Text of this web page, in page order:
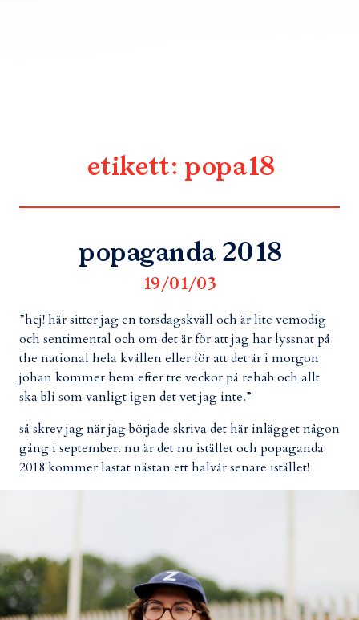
etikett: popa18
popaganda 2018
19/01/03
”hej! här sitter jag en torsdagskväll och är lite vemodig
och sentimental och om det är för att jag har lyssnat på
the national hela kvällen eller för att det är i morgon
johan kommer hem efter tre veckor på rehab och allt
ska bli som vanligt igen det vet jag inte.”
så skrev jag när jag började skriva det här inlägget någon
gång i september. nu är det nu istället och popaganda
2018 kommer lastat nästan ett halvår senare istället!